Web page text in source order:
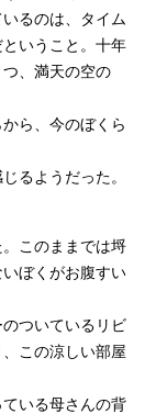
るのは、タイム
いうこと。十年
、満天の空の
ら、今のぼくら
るようだった。
このままでは埒
ぼくがお腹すい
ついているリビ
この涼しい部屋
いる母さんの背